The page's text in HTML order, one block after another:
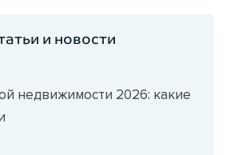
и новости
недвижимости 2026: какие